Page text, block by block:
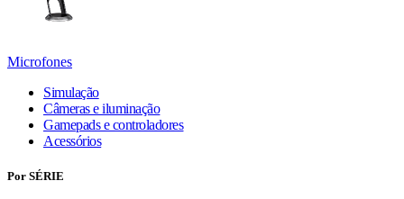
Microfones
Simulação
Câmeras e iluminação
Gamepads e controladores
Acessórios
Por SÉRIE